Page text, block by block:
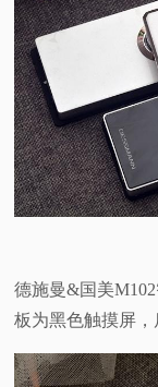
德施曼&国美
板为黑色触摸屏，